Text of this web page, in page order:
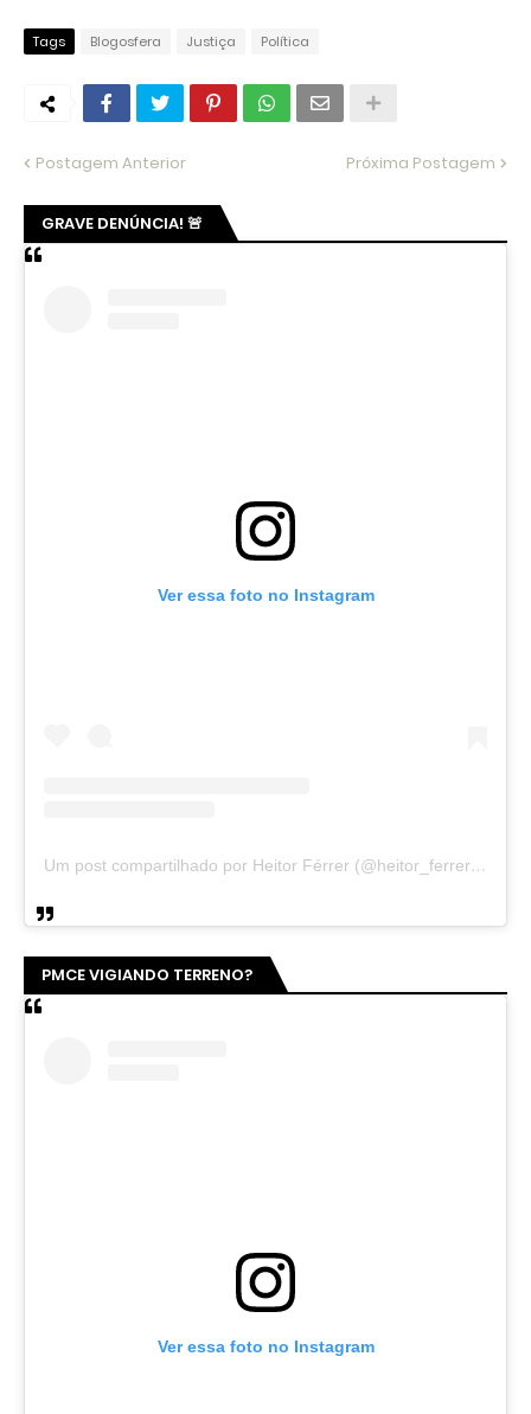
Tags Blogosfera Justiça Política
Postagem Anterior Próxima Postagem
GRAVE DENÚNCIA! 🚨
Ver essa foto no Instagram
Um post compartilhado por Heitor Férrer (@heitor_ferrer77)
PMCE VIGIANDO TERRENO?
Ver essa foto no Instagram